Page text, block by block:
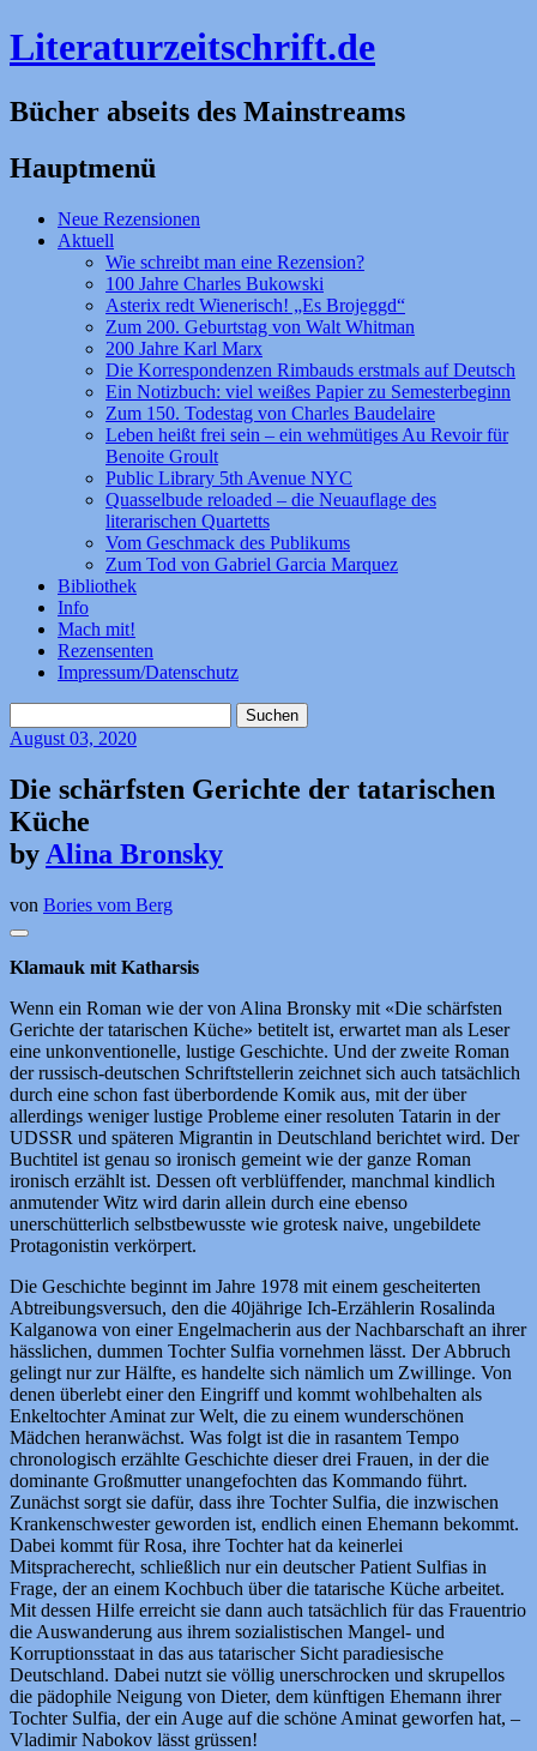
Literaturzeitschrift.de
Bücher abseits des Mainstreams
Hauptmenü
Zum
Inhalt
Neue Rezensionen
Aktuell
Wie schreibt man eine Rezension?
100 Jahre Charles Bukowski
Asterix redt Wienerisch! „Es Brojeggd“
Zum 200. Geburtstag von Walt Whitman
200 Jahre Karl Marx
Die Korrespondenzen Rimbauds erstmals auf Deutsch
Ein Notizbuch: viel weißes Papier zu Semesterbeginn
Zum 150. Todestag von Charles Baudelaire
Leben heißt frei sein – ein wehmütiges Au Revoir für
Benoite Groult
Public Library 5th Avenue NYC
Quasselbude reloaded – die Neuauflage des
literarischen Quartetts
Vom Geschmack des Publikums
Zum Tod von Gabriel Garcia Marquez
Bibliothek
Info
Mach mit!
Rezensenten
Impressum/Datenschutz
nach:
August 03, 2020
Die schärfsten Gerichte der tatarischen
Küche
by Alina Bronsky
von Bories vom Berg
Klamauk mit Katharsis
Wenn ein Roman wie der von Alina Bronsky mit «Die schärfsten
Gerichte der tatarischen Küche» betitelt ist, erwartet man als Leser
eine unkonventionelle, lustige Geschichte. Und der zweite Roman
der russisch-deutschen Schriftstellerin zeichnet sich auch tatsächlich
durch eine schon fast überbordende Komik aus, mit der über
allerdings weniger lustige Probleme einer resoluten Tatarin in der
UDSSR und späteren Migrantin in Deutschland berichtet wird. Der
Buchtitel ist genau so ironisch gemeint wie der ganze Roman
ironisch erzählt ist. Dessen oft verblüffender, manchmal kindlich
anmutender Witz wird darin allein durch eine ebenso
unerschütterlich selbstbewusste wie grotesk naive, ungebildete
Protagonistin verkörpert.
Die Geschichte beginnt im Jahre 1978 mit einem gescheiterten
Abtreibungsversuch, den die 40jährige Ich-Erzählerin Rosalinda
Kalganowa von einer Engelmacherin aus der Nachbarschaft an ihrer
hässlichen, dummen Tochter Sulfia vornehmen lässt. Der Abbruch
gelingt nur zur Hälfte, es handelte sich nämlich um Zwillinge. Von
denen überlebt einer den Eingriff und kommt wohlbehalten als
Enkeltochter Aminat zur Welt, die zu einem wunderschönen
Mädchen heranwächst. Was folgt ist die in rasantem Tempo
chronologisch erzählte Geschichte dieser drei Frauen, in der die
dominante Großmutter unangefochten das Kommando führt.
Zunächst sorgt sie dafür, dass ihre Tochter Sulfia, die inzwischen
Krankenschwester geworden ist, endlich einen Ehemann bekommt.
Dabei kommt für Rosa, ihre Tochter hat da keinerlei
Mitspracherecht, schließlich nur ein deutscher Patient Sulfias in
Frage, der an einem Kochbuch über die tatarische Küche arbeitet.
Mit dessen Hilfe erreicht sie dann auch tatsächlich für das Frauentrio
die Auswanderung aus ihrem sozialistischen Mangel- und
Korruptionsstaat in das aus tatarischer Sicht paradiesische
Deutschland. Dabei nutzt sie völlig unerschrocken und skrupellos
die pädophile Neigung von Dieter, dem künftigen Ehemann ihrer
Tochter Sulfia, der ein Auge auf die schöne Aminat geworfen hat, –
Vladimir Nabokov lässt grüssen!